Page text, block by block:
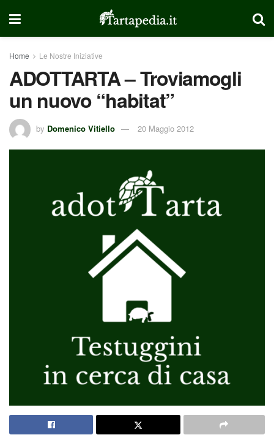
Home Le Nostre Iniziative
ADOTTARTA – Troviamogli
un nuovo “habitat”
by Domenico Vitiello 20 Maggio 2012